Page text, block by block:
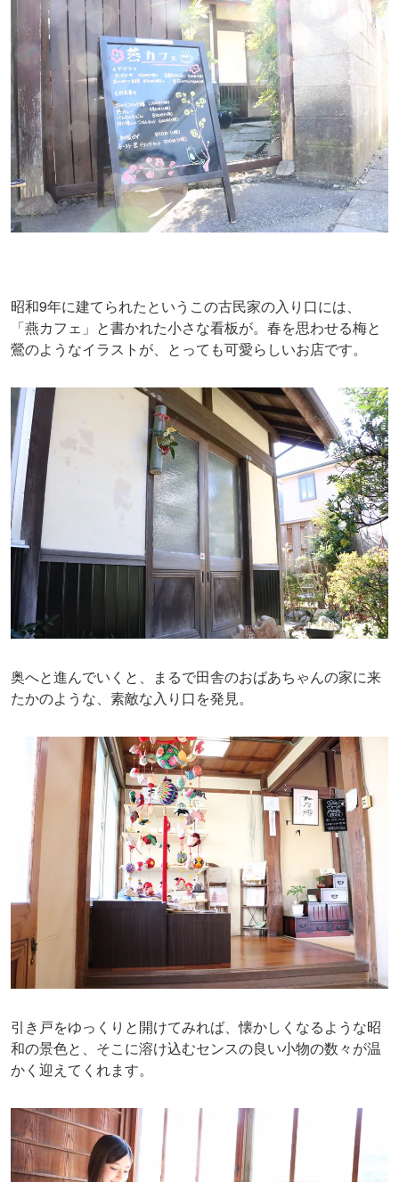
昭和9年に建てられたというこの古民家の入り口には、
「燕カフェ」と書かれた小さな看板が。春を思わせる梅と
鶯のようなイラストが、とっても可愛らしいお店です。
奥へと進んでいくと、まるで田舎のおばあちゃんの家に来
たかのような、素敵な入り口を発見。
引き戸をゆっくりと開けてみれば、懐かしくなるような昭
和の景色と、そこに溶け込むセンスの良い小物の数々が温
かく迎えてくれます。